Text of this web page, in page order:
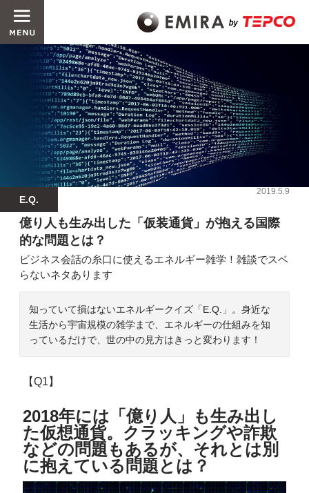
E.Q.
2019.5.9
億り人も生み出した「仮装通貨」が抱える国際
的な問題とは？
ビジネス会話の糸口に使えるエネルギー雑学！雑談でスベ
らないネタあります
知っていて損はないエネルギークイズ「E.Q.」。身近な
生活から宇宙規模の雑学まで、エネルギーの仕組みを知
っているだけで、世の中の見方はきっと変わります！
【Q1】
2018年には「億り人」も生み出し
た仮想通貨。クラッキングや詐欺
などの問題もあるが、それとは別
に抱えている問題とは？